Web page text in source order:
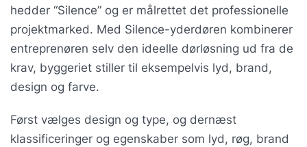
hedder “Silence” og er målrettet det professionelle
projektmarked. Med Silence-yderdøren kombinerer
entreprenøren selv den ideelle dørløsning ud fra de
krav, byggeriet stiller til eksempelvis lyd, brand,
design og farve.
Først vælges design og type, og dernæst
klassificeringer og egenskaber som lyd, røg, brand